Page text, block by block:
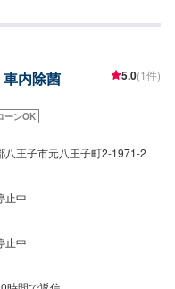
内除菌 5.0(1件)
ーンOK
八王子市元八王子町2-1971-2
止中
止中